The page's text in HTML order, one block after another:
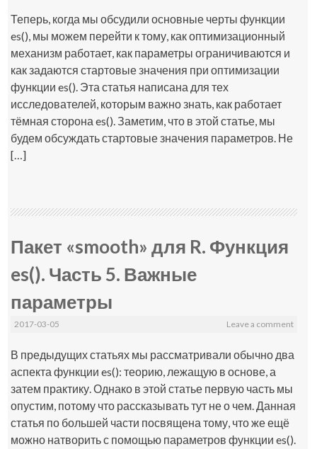
Теперь, когда мы обсудили основные черты функции
es(), мы можем перейти к тому, как оптимизационный
механизм работает, как параметры ограничиваются и
как задаются стартовые значения при оптимизации
функции es(). Эта статья написана для тех
исследователей, которым важно знать, как работает
тёмная сторона es(). Заметим, что в этой статье, мы
будем обсуждать стартовые значения параметров. Не
[…]
Пакет «smooth» для R. Функция
es(). Часть 5. Важные
параметры
2017-03-05 Leave a comment
В предыдущих статьях мы рассматривали обычно два
аспекта функции es(): теорию, лежащую в основе, а
затем практику. Однако в этой статье первую часть мы
опустим, потому что рассказывать тут не о чем. Данная
статья по большей части посвящена тому, что же ещё
можно натворить с помощью параметров функции es().